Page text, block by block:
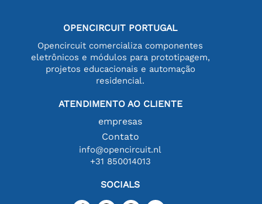
OPENCIRCUIT PORTUGAL
Opencircuit comercializa componentes
eletrônicos e módulos para prototipagem,
projetos educacionais e automação
residencial.
ATENDIMENTO AO CLIENTE
empresas
Contato
info@opencircuit.nl
+31 850014013
SOCIALS